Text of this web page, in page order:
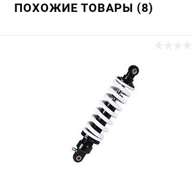
ПОХОЖИЕ ТОВАРЫ (8)